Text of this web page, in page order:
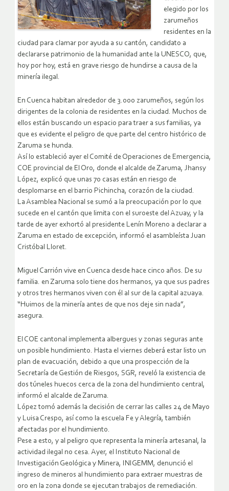
elegido por los
zarumeños
residentes en la
ciudad para clamar por ayuda a su cantón, candidato a
declararse patrimonio de la humanidad ante la UNESCO, que,
hoy por hoy, está en grave riesgo de hundirse a causa de la
minería ilegal.
En Cuenca habitan alrededor de 3.000 zarumeños, según los
dirigentes de la colonia de residentes en la ciudad. Muchos de
ellos están buscando un espacio para traer a sus familias, ya
que es evidente el peligro de que parte del centro histórico de
Zaruma se hunda.
Así lo estableció ayer el Comité de Operaciones de Emergencia,
COE provincial de El Oro, donde el alcalde de Zaruma, Jhansy
López, explicó que unas 70 casas están en riesgo de
desplomarse en el barrio Pichincha, corazón de la ciudad.
La Asamblea Nacional se sumó a la preocupación por lo que
sucede en el cantón que limita con el suroeste del Azuay, y la
tarde de ayer exhortó al presidente Lenín Moreno a declarar a
Zaruma en estado de excepción, informó el asambleísta Juan
Cristóbal Lloret.
Miguel Carrión vive en Cuenca desde hace cinco años. De su
familia. en Zaruma solo tiene dos hermanos, ya que sus padres
y otros tres hermanos viven con él al sur de la capital azuaya.
“Huimos de la minería antes de que nos deje sin nada”,
asegura.
El COE cantonal implementa albergues y zonas seguras ante
un posible hundimiento. Hasta el viernes deberá estar listo un
plan de evacuación, debido a que una prospección de la
Secretaría de Gestión de Riesgos, SGR, reveló la existencia de
dos túneles huecos cerca de la zona del hundimiento central,
informó el alcalde de Zaruma.
López tomó además la decisión de cerrar las calles 24 de Mayo
y Luisa Crespo, así como la escuela Fe y Alegría, también
afectadas por el hundimiento.
Pese a esto, y al peligro que representa la minería artesanal, la
actividad ilegal no cesa. Ayer, el Instituto Nacional de
Investigación Geológica y Minera, INIGEMM, denunció el
ingreso de mineros al hundimiento para extraer muestras de
oro en la zona donde se ejecutan trabajos de remediación.